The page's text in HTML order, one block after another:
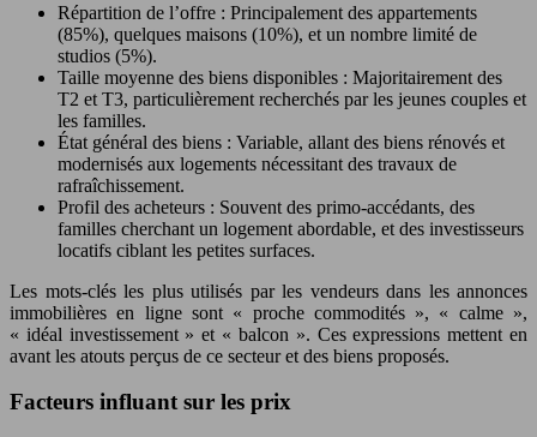
Répartition de l’offre : Principalement des appartements
(85%), quelques maisons (10%), et un nombre limité de
studios (5%).
Taille moyenne des biens disponibles : Majoritairement des
T2 et T3, particulièrement recherchés par les jeunes couples et
les familles.
État général des biens : Variable, allant des biens rénovés et
modernisés aux logements nécessitant des travaux de
rafraîchissement.
Profil des acheteurs : Souvent des primo-accédants, des
familles cherchant un logement abordable, et des investisseurs
locatifs ciblant les petites surfaces.
Les mots-clés les plus utilisés par les vendeurs dans les annonces
immobilières en ligne sont « proche commodités », « calme »,
« idéal investissement » et « balcon ». Ces expressions mettent en
avant les atouts perçus de ce secteur et des biens proposés.
Facteurs influant sur les prix